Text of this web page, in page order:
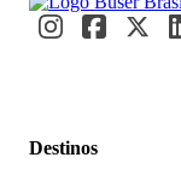
Destinos